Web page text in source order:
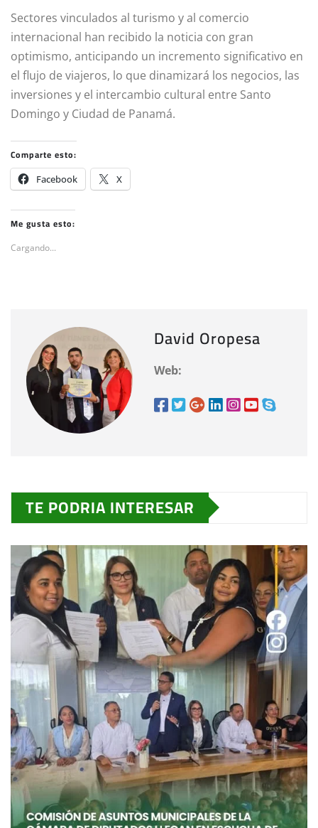
Sectores vinculados al turismo y al comercio
internacional han recibido la noticia con gran
optimismo, anticipando un incremento significativo en
el flujo de viajeros, lo que dinamizará los negocios, las
inversiones y el intercambio cultural entre Santo
Domingo y Ciudad de Panamá.
Comparte esto:
Facebook X
Me gusta esto:
Cargando...
David Oropesa
Web:
TE PODRIA INTERESAR